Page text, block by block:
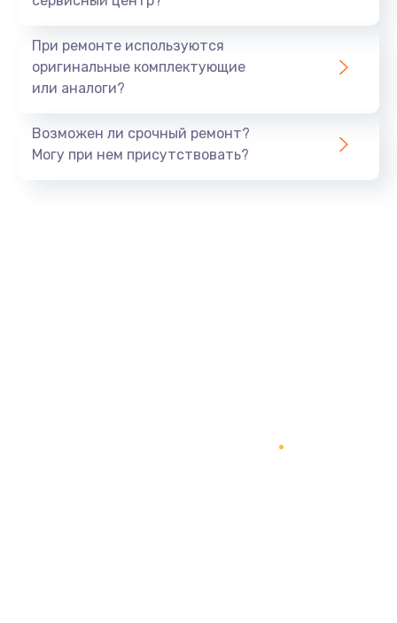
1000 руб.
Замена конденсаторов
2800 руб.
При ремонте используются
оригинальные комплектующие
или аналоги?
Возможен ли срочный ремонт?
Могу при нем присутствовать?